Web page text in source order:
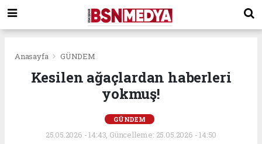
Anasayfa GÜNDEM
Kesilen ağaçlardan haberleri
yokmuş!
GÜNDEM
25.05.2026 - 14:43, Güncelleme: 25.05.2026 - 14:50